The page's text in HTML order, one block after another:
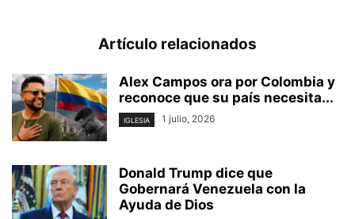
Artículo relacionados
Alex Campos ora por Colombia y
reconoce que su país necesita...
IGLESIA 1 julio, 2026
Donald Trump dice que
Gobernará Venezuela con la
Ayuda de Dios